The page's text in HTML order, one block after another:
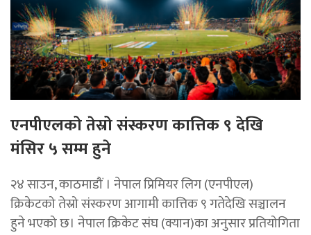
एनपीएलको तेस्रो संस्करण कात्तिक ९ देखि
मंसिर ५ सम्म हुने
२४ साउन, काठमाडौं । नेपाल प्रिमियर लिग (एनपीएल)
क्रिकेटको तेस्रो संस्करण आगामी कात्तिक ९ गतेदेखि सञ्चालन
हुने भएको छ। नेपाल क्रिकेट संघ (क्यान)का अनुसार प्रतियोगिता